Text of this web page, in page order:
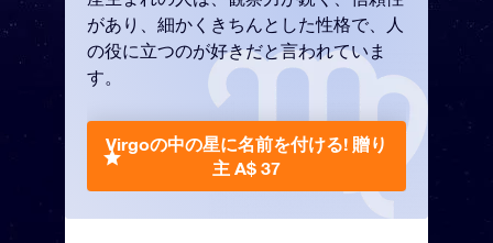
があり、細かくきちんとした性格で、人
の役に立つのが好きだと言われていま
す。
Virgoの中の星に名前を付ける! 贈り
主 A$ 37